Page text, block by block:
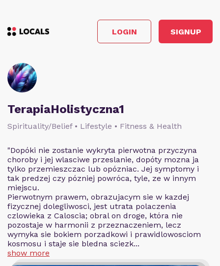
LOGIN SIGNUP
TerapiaHolistyczna1
Spirituality/Belief • Lifestyle • Fitness & Health
"Dopóki nie zostanie wykryta pierwotna przyczyna
choroby i jej wlasciwe przeslanie, dopóty mozna ja
tylko przemieszczac lub opózniac. Jej symptomy i
tak predzej czy pózniej powróca, tyle, ze w innym
miejscu.
Pierwotnym prawem, obrazujacym sie w kazdej
fizycznej dolegliwosci, jest utrata polaczenia
czlowieka z Caloscia; obral on droge, która nie
pozostaje w harmonii z przeznaczeniem, lecz
wymyka sie bokiem porzadkowi i prawidlowosciom
kosmosu i staje sie bledna sciezk...
show more